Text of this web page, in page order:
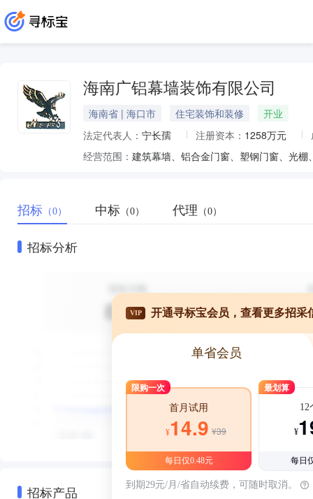
海南广铝幕墙装饰有限公司
海南省 | 海口市 住宅装饰和装修
开业
法定代表人： 宁长孺 注册资本： 1258万元
经营范围：
招标 （0） 中标 （0） 代理 （0）
招标分析
招标产品
VIP 开通寻标宝会员，查看更多招采
单省会员
限购一次
首月试用
¥14.9 ¥39
每日仅0.48元
最划算
12
¥
每日
到期29元/月/省自动续费，可随时取消。